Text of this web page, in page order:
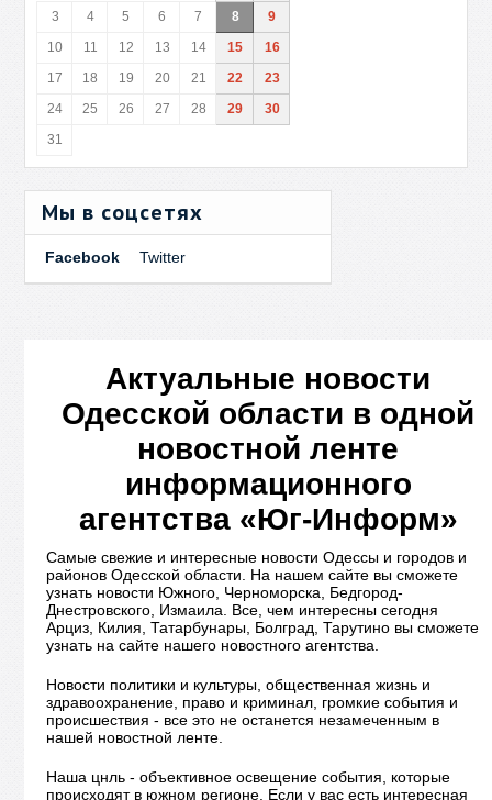
3
4 5 6 7 8
9
10
11 12 13 14 15
16
17
18 19 20 21 22
23
24
25 26 27 28 29
30
31
Мы в соцсетях
Facebook Twitter
Актуальные новости
Одесской области в одной
новостной ленте
информационного
агентства «Юг-Информ»
Самые свежие и интересные новости Одессы и городов и
районов Одесской области. На нашем сайте вы сможете
узнать новости Южного, Черноморска, Бедгород-
Днестровского, Измаила. Все, чем интересны сегодня
Арциз, Килия, Татарбунары, Болград, Тарутино вы сможете
узнать на сайте нашего новостного агентства.
Новости политики и культуры, общественная жизнь и
здравоохранение, право и криминал, громкие события и
происшествия - все это не останется незамеченным в
нашей новостной ленте.
Наша цнль - объективное освещение события, которые
происходят в южном регионе. Если у вас есть интересная